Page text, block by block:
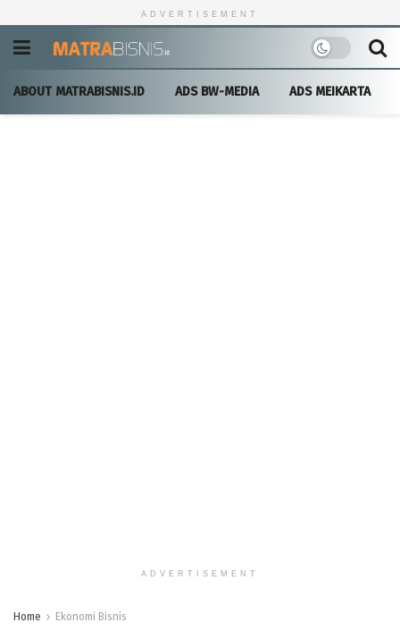
ADVERTISEMENT
ABOUT MATRABISNIS.ID ADS BW-MEDIA ADS MEIKARTA
ADVERTISEMENT
Home Ekonomi Bisnis